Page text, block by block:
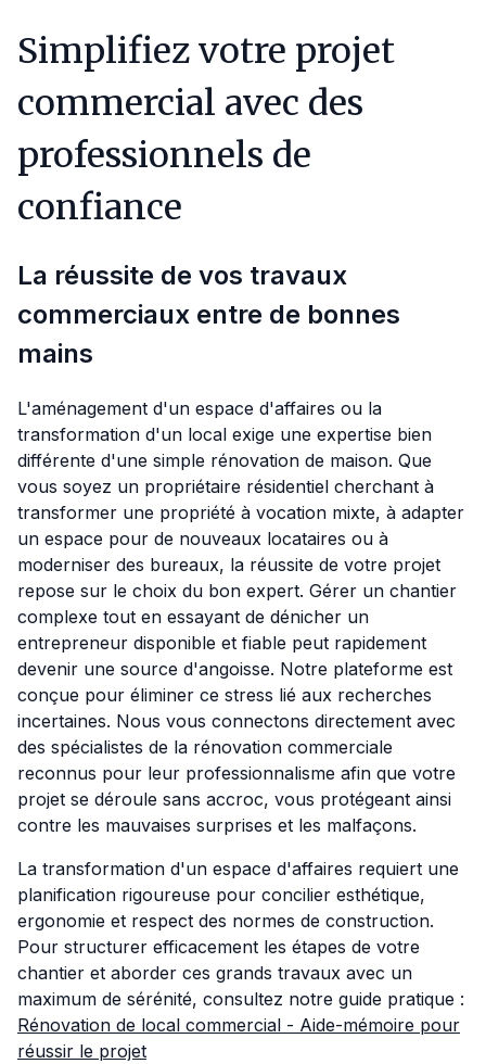
Simplifiez votre projet
commercial avec des
professionnels de
confiance
La réussite de vos travaux
commerciaux entre de bonnes
mains
L'aménagement d'un espace d'affaires ou la
transformation d'un local exige une expertise bien
différente d'une simple rénovation de maison. Que
vous soyez un propriétaire résidentiel cherchant à
transformer une propriété à vocation mixte, à adapter
un espace pour de nouveaux locataires ou à
moderniser des bureaux, la réussite de votre projet
repose sur le choix du bon expert. Gérer un chantier
complexe tout en essayant de dénicher un
entrepreneur disponible et fiable peut rapidement
devenir une source d'angoisse. Notre plateforme est
conçue pour éliminer ce stress lié aux recherches
incertaines. Nous vous connectons directement avec
des spécialistes de la rénovation commerciale
reconnus pour leur professionnalisme afin que votre
projet se déroule sans accroc, vous protégeant ainsi
contre les mauvaises surprises et les malfaçons.
La transformation d'un espace d'affaires requiert une
planification rigoureuse pour concilier esthétique,
ergonomie et respect des normes de construction.
Pour structurer efficacement les étapes de votre
chantier et aborder ces grands travaux avec un
maximum de sérénité, consultez notre guide pratique :
Rénovation de local commercial - Aide-mémoire pour
réussir le projet